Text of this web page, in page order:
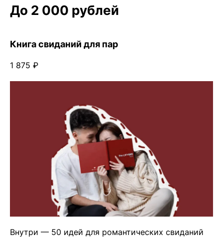
До 2 000 рублей
Книга свиданий для пар
1 875 ₽
Внутри — 50 идей для романтических свиданий